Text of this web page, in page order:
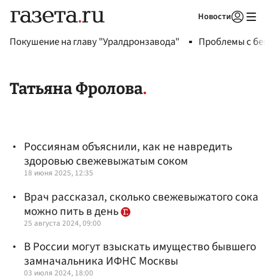
Новости
Покушение на главу "Уралдронзавода" Проблемы с
Татьяна Фролова
Россиянам объяснили, как не навредить
здоровью свежевыжатым соком
18 июня 2025, 12:35
Врач рассказал, сколько свежевыжатого сока
можно пить в день
25 августа 2024, 09:00
В России могут взыскать имущество бывшего
замначальника ИФНС Москвы
03 июля 2024, 18:00